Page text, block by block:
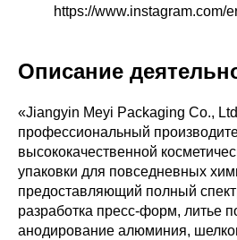
https://www.instagram.com/
Описание
«Jiangyin Meyi Packaging Co.,
профессиональный
высококачественной
упаковки для повседневных
предоставляющий полный
разработка пресс-форм, литье
анодирование алюминия,